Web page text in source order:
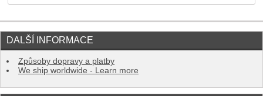
DALŠÍ INFORMACE
Způsoby dopravy a platby
We ship worldwide - Learn more